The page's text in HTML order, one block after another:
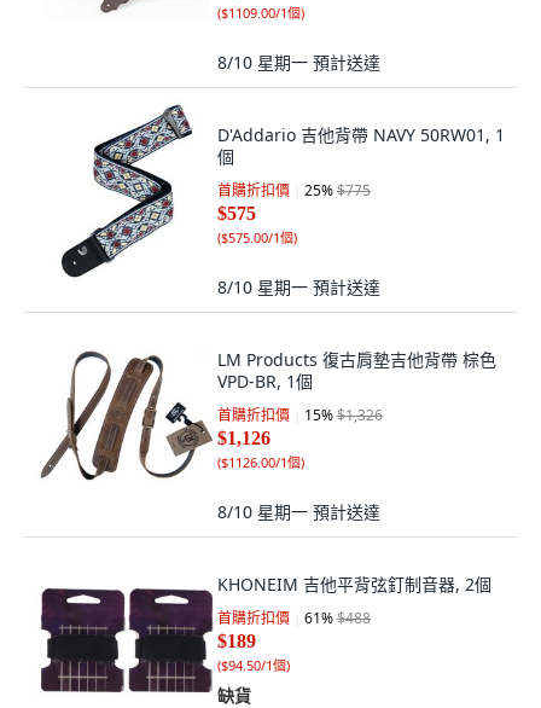
($1109.00/1個)
8/10 星期一 預計送達
D'Addario 吉他背帶 NAVY 50RW01, 1
個
首購折扣價 25%$775
$575
($575.00/1個)
8/10 星期一 預計送達
LM Products 復古肩墊吉他背帶 棕色
VPD-BR, 1個
首購折扣價 15%$1,326
$1,126
($1126.00/1個)
8/10 星期一 預計送達
KHONEIM 吉他平背弦釘制音器, 2個
首購折扣價 61%$488
$189
($94.50/1個)
缺貨